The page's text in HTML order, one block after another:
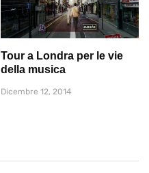
Tour a Londra per le vie
della musica
Dicembre 12, 2014